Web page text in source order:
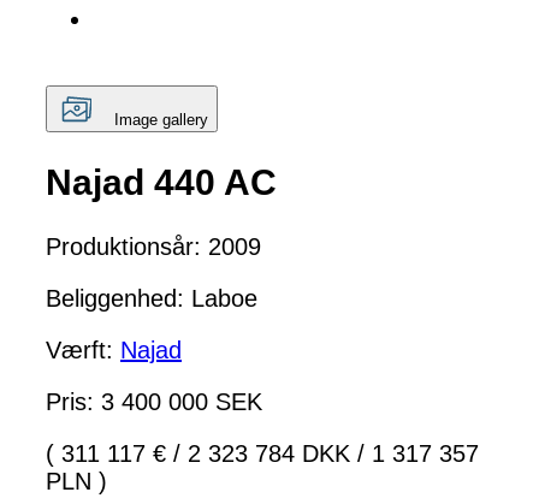
Image gallery
Najad 440 AC
Produktionsår: 2009
Beliggenhed: Laboe
Værft: Najad
Pris: 3 400 000 SEK
( 311 117 € / 2 323 784 DKK / 1 317 357
PLN )